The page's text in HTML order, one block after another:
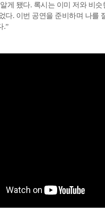
게 됐다. 록시는 이미 저와 비
다. 이번 공연을 준비하며 나를
.”